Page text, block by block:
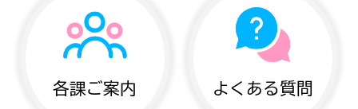
各課ご案内 よくある質問